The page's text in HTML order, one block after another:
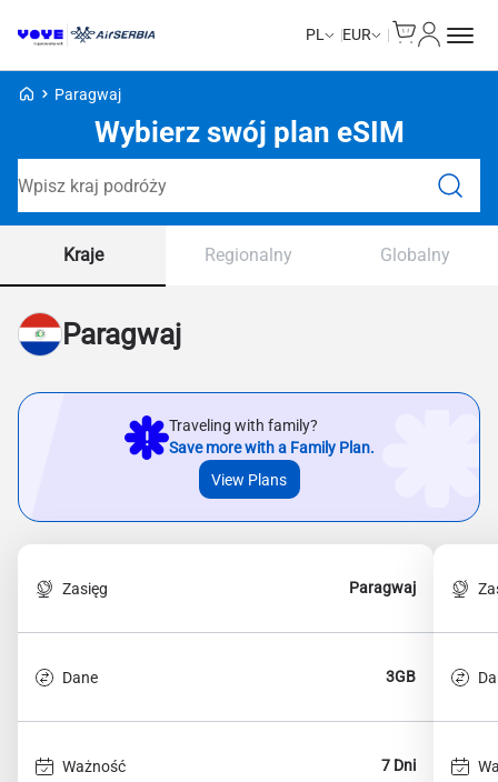
PL EUR
Strona główna Voye
Paragwaj
Wybierz swój plan eSIM
Kraje Regionalny Globalny
Paragwaj
Traveling with family?
Save more with a Family Plan.
View Plans
Zasięg Paragwaj
Dane 3GB
Ważność 7 Dni